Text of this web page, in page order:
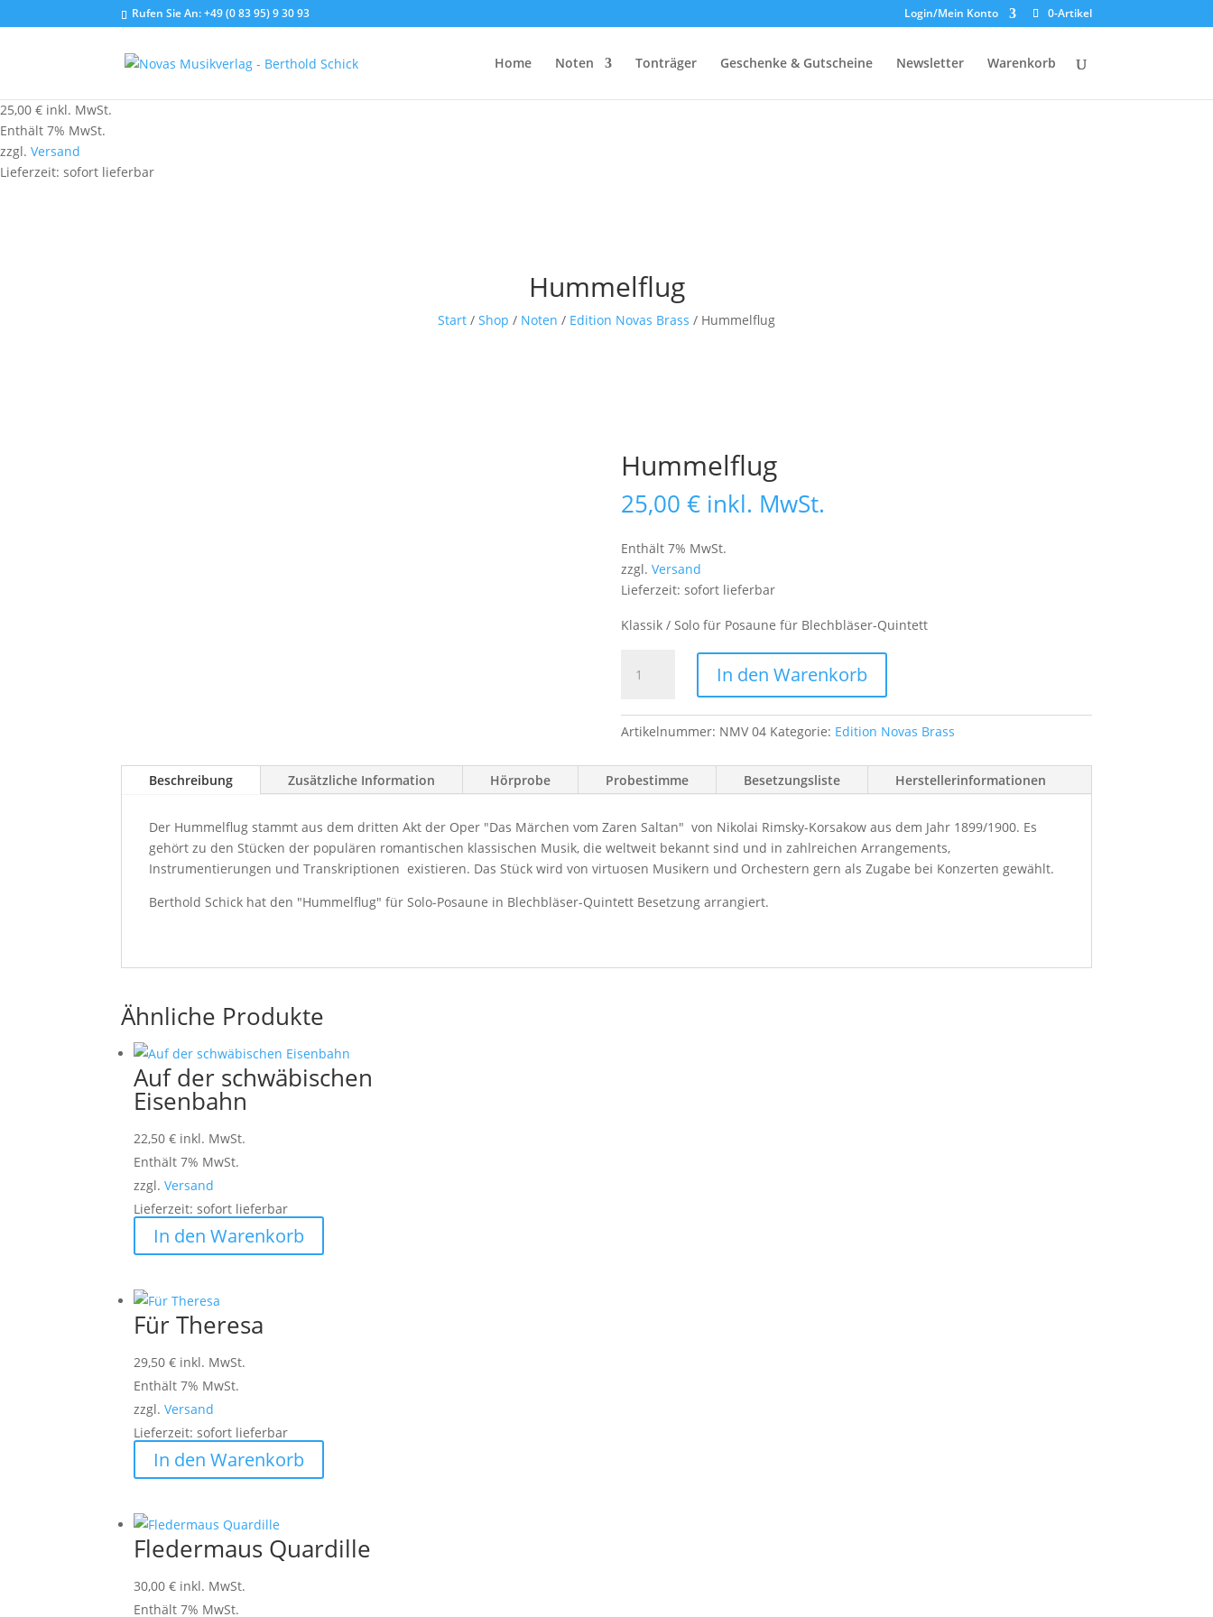
Rufen Sie An:+49 (0 83 95) 9 30 93 Login/Mein Konto 0-Artikel
Home Noten Tonträger Geschenke & Gutscheine Newsletter Warenkorb
25,00 € inkl. MwSt.
Enthält 7% MwSt.
zzgl. Versand
Lieferzeit: sofort lieferbar
Hummelflug
Start / Shop / Noten / Edition Novas Brass / Hummelflug
Hummelflug
25,00€ inkl. MwSt.
Enthält 7% MwSt.
zzgl.Versand
Lieferzeit: sofort lieferbar
Klassik / Solo für Posaune für Blechbläser-Quintett
Menge
In den Warenkorb
Artikelnummer: NMV 04 Kategorie: Edition Novas Brass
Beschreibung Zusätzliche Information Hörprobe Probestimme Besetzungsliste Herstellerinformationen
Der Hummelflug stammt aus dem dritten Akt der Oper "Das Märchen vom Zaren Saltan" von Nikolai Rimsky-Korsakow aus dem Jahr 1899/1900. Es
gehört zu den Stücken der populären romantischen klassischen Musik, die weltweit bekannt sind und in zahlreichen Arrangements,
Instrumentierungen und Transkriptionen existieren. Das Stück wird von virtuosen Musikern und Orchestern gern als Zugabe bei Konzerten gewählt.
Berthold Schick hat den "Hummelflug" für Solo-Posaune in Blechbläser-Quintett Besetzung arrangiert.
Ähnliche Produkte
Auf der schwäbischen
Eisenbahn
22,50€ inkl. MwSt.
Enthält 7% MwSt.
zzgl.Versand
Lieferzeit: sofort lieferbar
In den Warenkorb
Für Theresa
29,50€ inkl. MwSt.
Enthält 7% MwSt.
zzgl.Versand
Lieferzeit: sofort lieferbar
In den Warenkorb
Fledermaus Quardille
30,00€ inkl. MwSt.
Enthält 7% MwSt.